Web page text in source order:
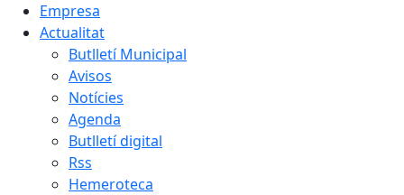
Empresa
Actualitat
Butlletí Municipal
Avisos
Notícies
Agenda
Butlletí digital
Rss
Hemeroteca